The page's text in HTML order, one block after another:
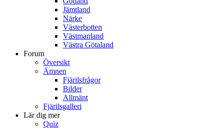
Jämtland
Närke
Västerbotten
Västmanland
Västra Götaland
Forum
Översikt
Ämnen
Fjärilsfrågor
Bilder
Allmänt
Fjärilsgalleri
Lär dig mer
Quiz